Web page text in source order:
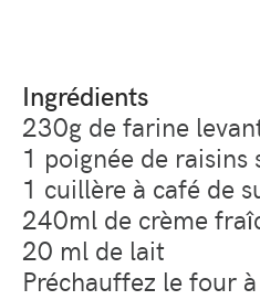
Ingrédients
230g de farine
1 poignée de raisins
1 cuillère à café de
240ml de crème
20 ml de lait
Préchauffez le four